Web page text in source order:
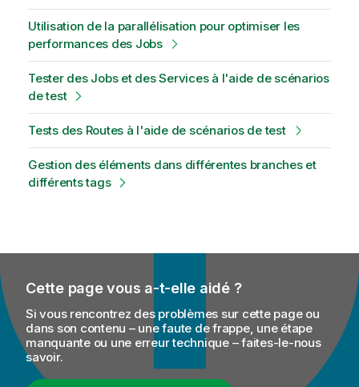
Utilisation de la parallélisation pour optimiser les
performances des Jobs
Tester des Jobs et des Services à l'aide de scénarios
de test
Tests des Routes à l'aide de scénarios de test
Gestion des éléments dans différentes branches et
différents tags
Cette page vous a-t-elle aidé ?
Si vous rencontrez des problèmes sur cette page ou
dans son contenu – une faute de frappe, une étape
manquante ou une erreur technique – faites-le-nous
savoir.